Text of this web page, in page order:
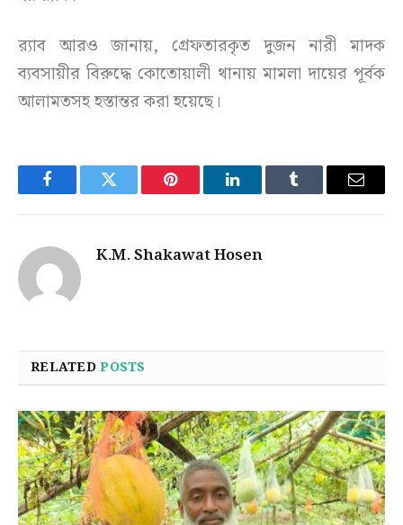
র‌্যাব আরও জানায়, গ্রেফতারকৃত দুজন নারী মাদক
ব্যবসায়ীর বিরুদ্ধে কোতোয়ালী থানায় মামলা দায়ের পূর্বক
আলামতসহ হস্তান্তর করা হয়েছে।
FacebookTwitter Pinterest LinkedInTumblr Email
K.M. Shakawat Hosen
RELATEDPOSTS